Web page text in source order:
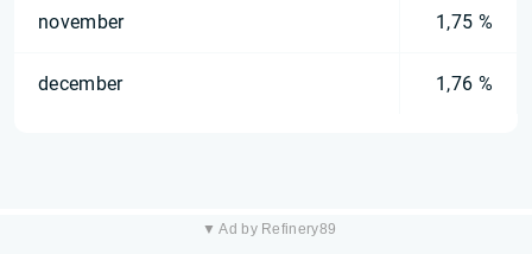
november 1,75 %
december 1,76 %
▼ Ad by Refinery89